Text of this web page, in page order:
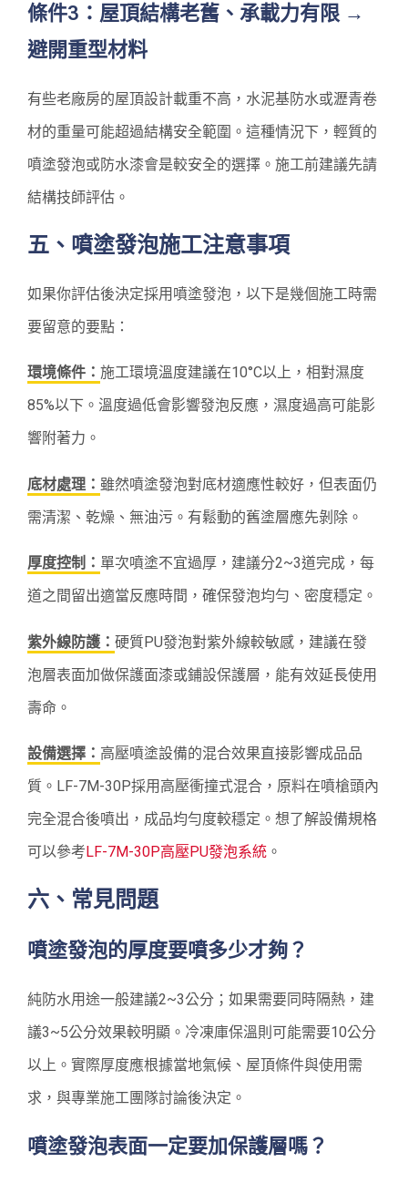
條件3：屋頂結構老舊、承載力有限 →
避開重型材料
有些老廠房的屋頂設計載重不高，水泥基防水或瀝青卷
材的重量可能超過結構安全範圍。這種情況下，輕質的
噴塗發泡或防水漆會是較安全的選擇。施工前建議先請
結構技師評估。
五、噴塗發泡施工注意事項
如果你評估後決定採用噴塗發泡，以下是幾個施工時需
要留意的要點：
環境條件： 施工環境溫度建議在10°C以上，相對濕度
85%以下。溫度過低會影響發泡反應，濕度過高可能影
響附著力。
底材處理： 雖然噴塗發泡對底材適應性較好，但表面仍
需清潔、乾燥、無油污。有鬆動的舊塗層應先剝除。
厚度控制： 單次噴塗不宜過厚，建議分2~3道完成，每
道之間留出適當反應時間，確保發泡均勻、密度穩定。
紫外線防護： 硬質PU發泡對紫外線較敏感，建議在發
泡層表面加做保護面漆或鋪設保護層，能有效延長使用
壽命。
設備選擇： 高壓噴塗設備的混合效果直接影響成品品
質。LF-7M-30P採用高壓衝撞式混合，原料在噴槍頭內
完全混合後噴出，成品均勻度較穩定。想了解設備規格
可以參考LF-7M-30P高壓PU發泡系統 。
六、常見問題
噴塗發泡的厚度要噴多少才夠？
純防水用途一般建議2~3公分；如果需要同時隔熱，建
議3~5公分效果較明顯。冷凍庫保溫則可能需要10公分
以上。實際厚度應根據當地氣候、屋頂條件與使用需
求，與專業施工團隊討論後決定。
噴塗發泡表面一定要加保護層嗎？